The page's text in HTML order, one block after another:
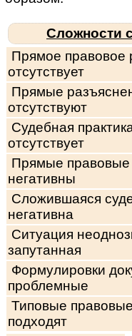
Сложности
Прямое правовое
отсутствует
Прямые
отсутствуют
Судебная
отсутствует
Прямые правовые
негативны
Сложившаяся
негативна
Ситуация
запутанная
Формулировки
проблемные
Типовые
подходят